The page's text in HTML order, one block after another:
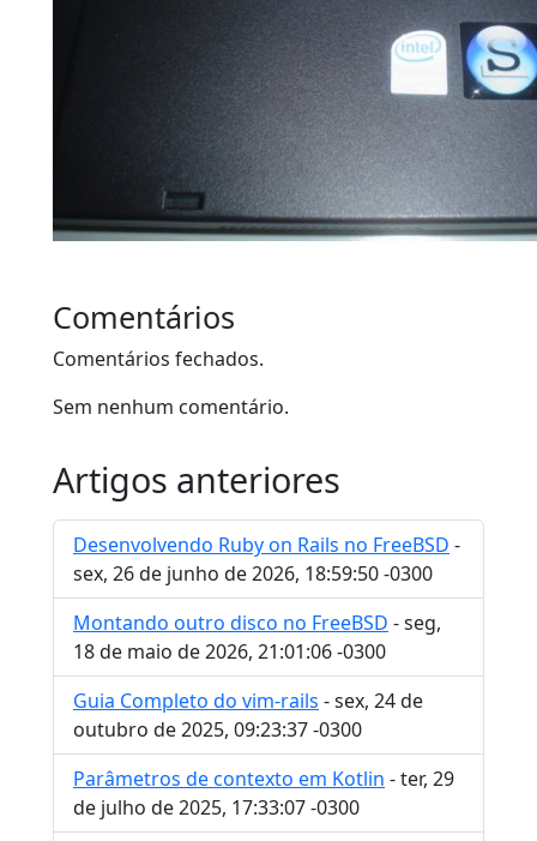
Comentários
Comentários fechados.
Sem nenhum comentário.
Artigos anteriores
Desenvolvendo Ruby on Rails no FreeBSD -
sex, 26 de junho de 2026, 18:59:50 -0300
Montando outro disco no FreeBSD - seg,
18 de maio de 2026, 21:01:06 -0300
Guia Completo do vim-rails - sex, 24 de
outubro de 2025, 09:23:37 -0300
Parâmetros de contexto em Kotlin - ter, 29
de julho de 2025, 17:33:07 -0300